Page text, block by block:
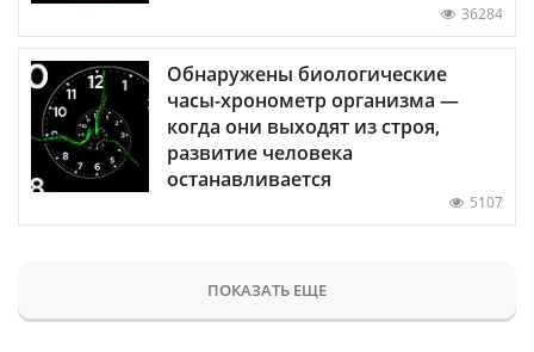
36284
Обнаружены биологические
часы-хронометр организма —
когда они выходят из строя,
развитие человека
останавливается
5107
ПОКАЗАТЬ ЕЩЕ